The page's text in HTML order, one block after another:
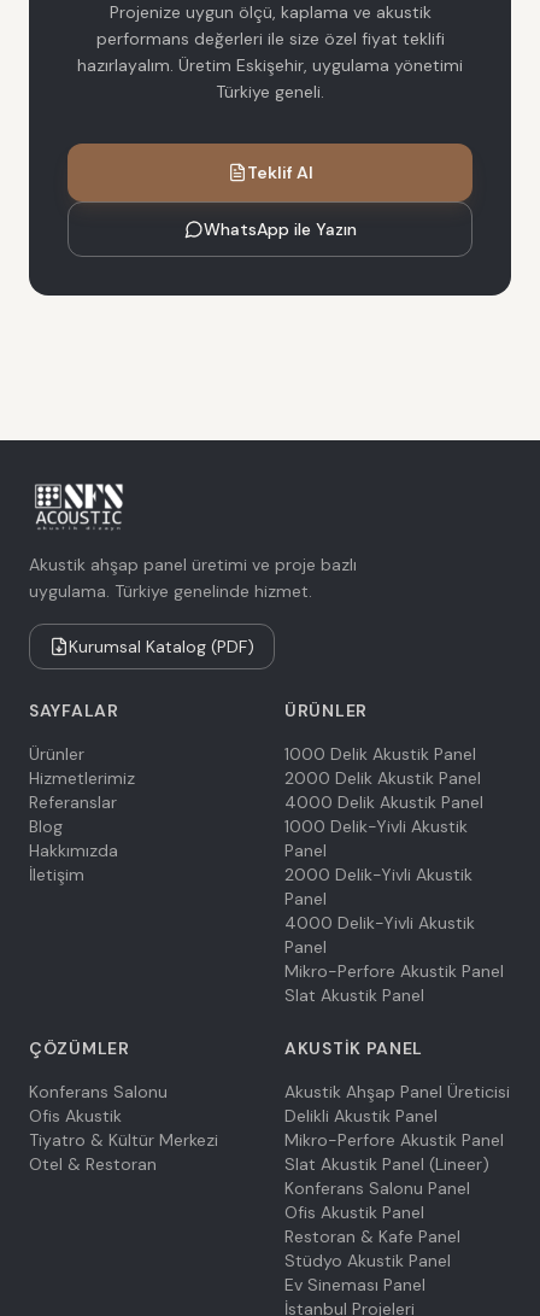
Projenize uygun ölçü, kaplama ve akustik
performans değerleri ile size özel fiyat teklifi
hazırlayalım. Üretim Eskişehir, uygulama yönetimi
Türkiye geneli.
Teklif Al
WhatsApp ile Yazın
Akustik ahşap panel üretimi ve proje bazlı
uygulama. Türkiye genelinde hizmet.
Kurumsal Katalog (PDF)
SAYFALAR
Ürünler
Hizmetlerimiz
Referanslar
Blog
Hakkımızda
İletişim
ÜRÜNLER
1000 Delik Akustik Panel
2000 Delik Akustik Panel
4000 Delik Akustik Panel
1000 Delik-Yivli Akustik
Panel
2000 Delik-Yivli Akustik
Panel
4000 Delik-Yivli Akustik
Panel
Mikro-Perfore Akustik Panel
Slat Akustik Panel
ÇÖZÜMLER
Konferans Salonu
Ofis Akustik
Tiyatro & Kültür Merkezi
Otel & Restoran
AKUSTIK PANEL
Akustik Ahşap Panel Üreticisi
Delikli Akustik Panel
Mikro-Perfore Akustik Panel
Slat Akustik Panel (Lineer)
Konferans Salonu Panel
Ofis Akustik Panel
Restoran & Kafe Panel
Stüdyo Akustik Panel
Ev Sineması Panel
İstanbul Projeleri